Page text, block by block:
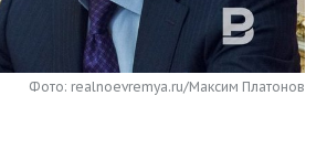
Фото: realnoevremya.ru/Максим Платонов